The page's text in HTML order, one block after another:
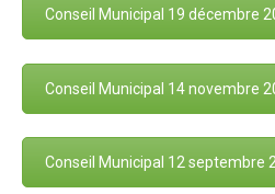
Conseil Municipal 19 décembre
Conseil Municipal 14 novembre
Conseil Municipal 12 septembre